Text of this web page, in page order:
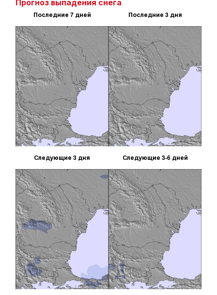
Последние 7 дней Последние 3 дня
Следующие 3 дня Следующие 3-6 дней